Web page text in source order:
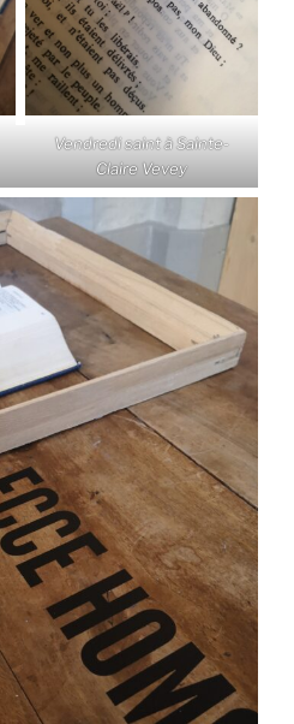
Vendredi saint à Sainte-
Claire Vevey